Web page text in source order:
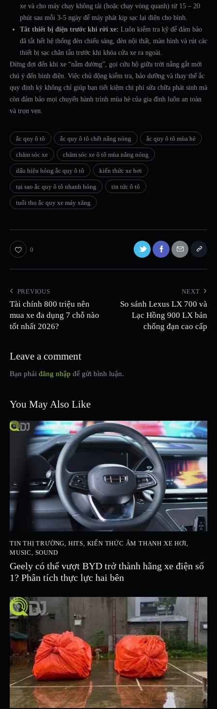
xe và cho máy chạy không tải (hoặc chạy vòng quanh) từ 15 – 20
phút sau mỗi 3-5 ngày để máy phát kịp sạc lại điện cho bình.
Tắt thiết bị điện trước khi rời xe: Luôn kiểm tra kỹ để đảm bảo
đã tắt hết hệ thống đèn chiếu sáng, đèn nội thất, màn hình và rút các
thiết bị sạc chân tẩu trước khi khóa cửa xe ra ngoài.
Đừng đợi đến khi xe “nằm đường”, gọi cứu hộ giữa trời nắng gắt mới
chú ý đến bình điện. Việc chủ động kiểm tra, bảo dưỡng và thay thế ắc
quy định kỳ không chỉ giúp bạn tiết kiệm chi phí sửa chữa phát sinh mà
còn đảm bảo mọi chuyến hành trình mùa hè của gia đình luôn an toàn
và trọn vẹn.
ắc quy ô tô ắc quy ô tô chết nắng nóng ắc quy ô tô mùa hè
chăm sóc xe chăm sóc xe ô tô mùa nắng nóng
dấu hiệu hỏng ắc quy ô tô kiến thức xe hơi
tại sao ắc quy ô tô nhanh hỏng tin tức ô tô
tuổi thọ ắc quy xe máy xăng
0
PREVIOUS
Tài chính 800 triệu nên
mua xe đa dụng 7 chỗ nào
tốt nhất 2026?
NEXT
So sánh Lexus LX 700 và
Lạc Hồng 900 LX bản
chống đạn cao cấp
Leave a comment
Bạn phải đăng nhập để gửi bình luận.
You May Also Like
TIN THỊ TRƯỜNG HITS KIẾN THỨC ÂM THANH XE HƠI
MUSIC
SOUND
Geely có thể vượt BYD trở thành hãng xe điện số
1? Phân tích thực lực hai bên